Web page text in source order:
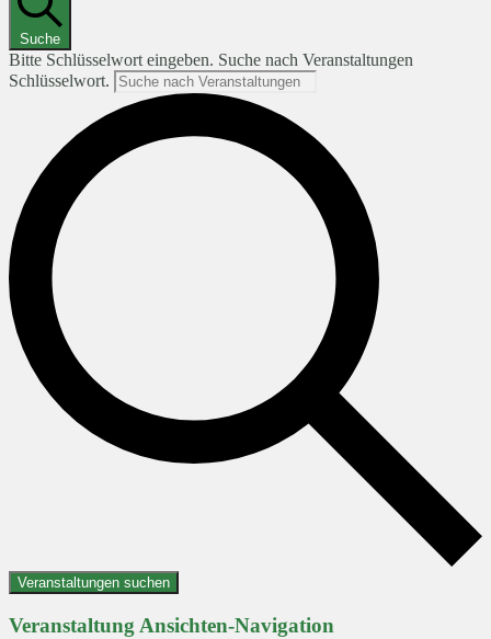
Suche
Bitte Schlüsselwort eingeben. Suche nach Veranstaltungen
Schlüsselwort.
Veranstaltungen suchen
Veranstaltung Ansichten-Navigation